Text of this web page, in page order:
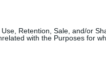
Retention, Sale, and/or
with the Purposes for
– Falusi